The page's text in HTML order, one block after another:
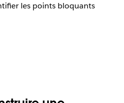
les points bloquants